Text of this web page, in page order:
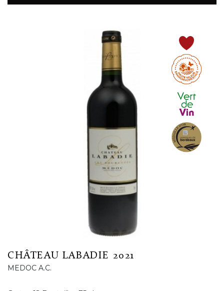
CHÂTEAU LABADIE 2021
MEDOC A.C.